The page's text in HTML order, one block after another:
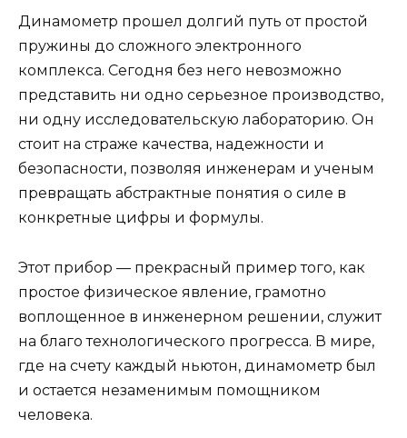
Динамометр прошел долгий путь от простой
пружины до сложного электронного
комплекса. Сегодня без него невозможно
представить ни одно серьезное производство,
ни одну исследовательскую лабораторию. Он
стоит на страже качества, надежности и
безопасности, позволяя инженерам и ученым
превращать абстрактные понятия о силе в
конкретные цифры и формулы.
Этот прибор — прекрасный пример того, как
простое физическое явление, грамотно
воплощенное в инженерном решении, служит
на благо технологического прогресса. В мире,
где на счету каждый ньютон, динамометр был
и остается незаменимым помощником
человека.